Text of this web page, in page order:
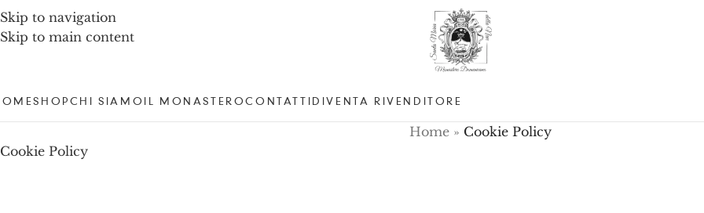
Skip to navigation
Skip to main content
SHOPCHI SIAMO IL MONASTEROCONTATTIDIVENTA RIVENDITORE
Home» Cookie Policy
Cookie Policy